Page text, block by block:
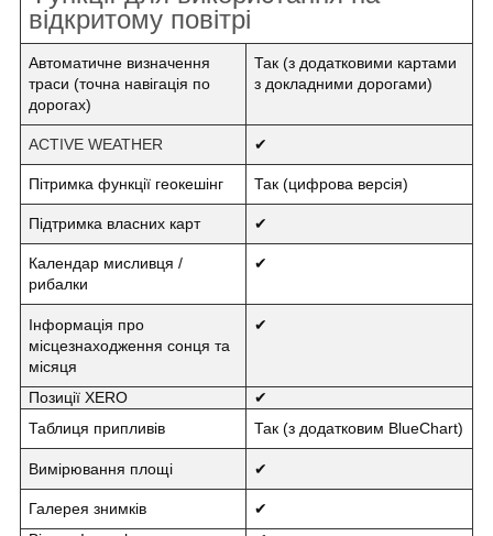
відкритому повітрі
Автоматичне визначення
траси (точна навігація по
дорогах)
Так (з додатковими картами
з докладними дорогами)
ACTIVE WEATHER ✔
Пітримка функції геокешінг Так (цифрова версія)
Підтримка власних карт ✔
Календар мисливця /
рибалки
✔
Інформація про
місцезнаходження сонця та
місяця
✔
Позиції XERO
✔
Таблиця припливів
Так (з додатковим BlueChart)
Вимірювання площі ✔
Галерея знимків
✔